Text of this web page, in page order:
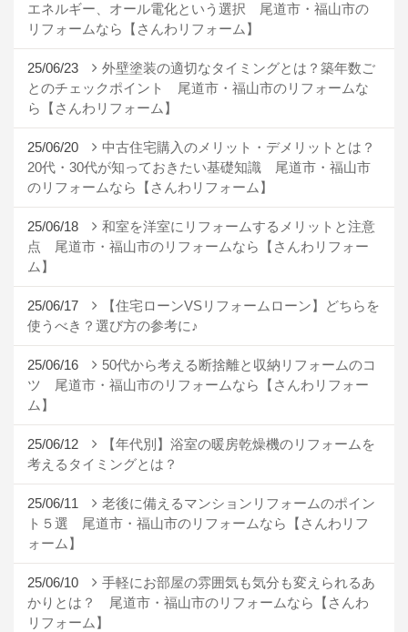
エネルギー、オール電化という選択 尾道市・福山市の
リフォームなら【さんわリフォーム】
25/06/23
外壁塗装の適切なタイミングとは？築年数ご
とのチェックポイント 尾道市・福山市のリフォームな
ら【さんわリフォーム】
25/06/20
中古住宅購入のメリット・デメリットとは？
20代・30代が知っておきたい基礎知識 尾道市・福山市
のリフォームなら【さんわリフォーム】
25/06/18
和室を洋室にリフォームするメリットと注意
点 尾道市・福山市のリフォームなら【さんわリフォー
ム】
25/06/17
【住宅ローンVSリフォームローン】どちらを
使うべき？選び方の参考に♪
25/06/16
50代から考える断捨離と収納リフォームのコ
ツ 尾道市・福山市のリフォームなら【さんわリフォー
ム】
25/06/12
【年代別】浴室の暖房乾燥機のリフォームを
考えるタイミングとは？
25/06/11
老後に備えるマンションリフォームのポイン
ト５選 尾道市・福山市のリフォームなら【さんわリフ
ォーム】
25/06/10
手軽にお部屋の雰囲気も気分も変えられるあ
かりとは？ 尾道市・福山市のリフォームなら【さんわ
リフォーム】